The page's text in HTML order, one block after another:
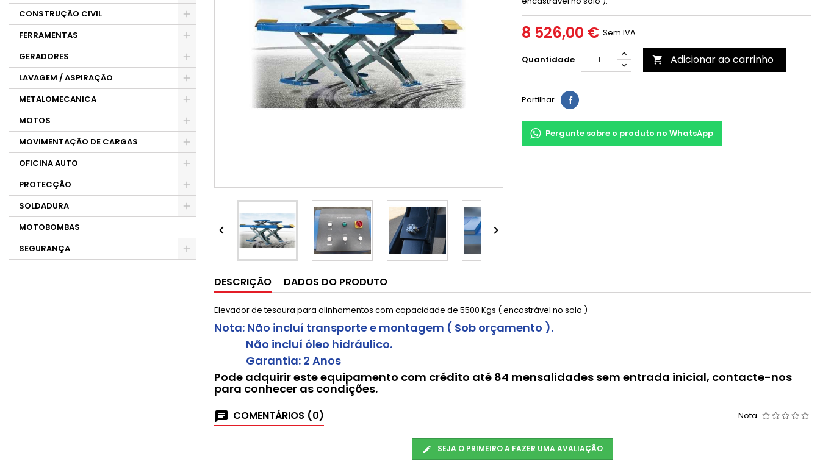
CONSTRUÇÃO CIVIL
FERRAMENTAS
GERADORES
LAVAGEM / ASPIRAÇÃO
METALOMECANICA
MOTOS
MOVIMENTAÇÃO DE CARGAS
OFICINA AUTO
PROTECÇÃO
SOLDADURA
MOTOBOMBAS
SEGURANÇA
 
8 526,00 € Sem IVA
Quantidade  Adicionar ao carrinho
Partilhar
Pergunte sobre o produto no WhatsApp
DESCRIÇÃO DADOS DO PRODUTO
Elevador de tesoura para alinhamentos com capacidade de 5500 Kgs ( encastrável no solo )
Nota: Não incluí transporte e montagem ( Sob orçamento ).
Não incluí óleo hidráulico.
Garantia: 2 Anos
Pode adquirir este equipamento com crédito até 84 mensalidades sem entrada inicial, contacte-nos
para conhecer as condições.
COMENTÁRIOS (0) Nota
SEJA O PRIMEIRO A FAZER UMA AVALIAÇÃO